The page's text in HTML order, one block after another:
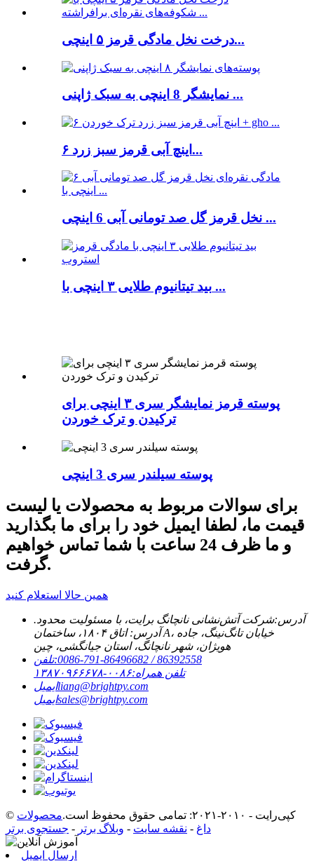
درخت نخل مادگی قرمز ۵ اینچی...
نمایشگر 8 اینچی به سبک ژاپنی ...
۶ اینچ آبی قرمز سبز زرد...
نخل قرمز گل صد تومانی آبی 6 اینچی ...
بید تیتانیوم طلایی ۳ اینچی با ...
پوسته قرمز نمایشگر سری ۳ اینچی برای
ترکیدن و ترک خوردن
پوسته سیلندر سری 3 اینچی
برای سوالات مربوط به محصولات یا لیست
قیمت ما، لطفا ایمیل خود را برای ما بگذارید
و ما ظرف 24 ساعت با شما تماس خواهیم
گرفت.
همین حالا استعلام کنید
آدرس:شرکت آتش‌نشانی نانچانگ برایت، با مسئولیت محدود.
آدرس: اتاق ۱۸۰۴، ساختمان A، خیابان تانگ‌نینگ، جاده
هویژان، شهر نانچانگ، استان جیانگشی، چین
تلفن:‎0086-791-86496682 / 86392558‎
تلفن همراه:۰۰۸۶-۱۳۸۷۰۹۶۶۶۷۸
ایمیلliang@brightpy.com
ایمیلsales@brightpy.com
© کپی‌رایت - ۲۰۱۰-۲۰۲۱: تمامی حقوق محفوظ است.
محصولات
داغ - نقشه سایت - وبلاگ برتر - جستجوی برتر
ارسال ایمیل